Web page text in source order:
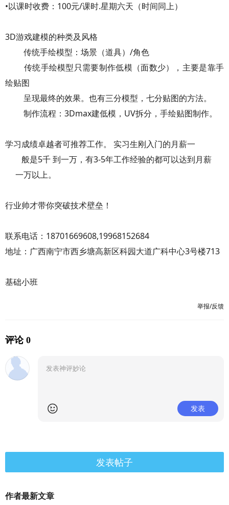
•以课时收费：100元/课时.星期六天（时间同上）
3D游戏建模的种类及风格
传统手绘模型：场景（道具）/角色
传统手绘模型只需要制作低模（面数少），主要是靠手
绘贴图
呈现最终的效果。也有三分模型，七分贴图的方法。
制作流程：3Dmax建低模，UV拆分，手绘贴图制作。
学习成绩卓越者可推荐工作。 实习生刚入门的月薪一
般是5千 到一万，有3-5年工作经验的都可以达到月薪
一万以上。
行业帅才带你突破技术壁垒！
联系电话：18701669608,19968152684
地址：广西南宁市西乡塘高新区科园大道广科中心3号楼713
基础小班
举报/反馈
评论 0
发表
发表帖子
作者最新文章